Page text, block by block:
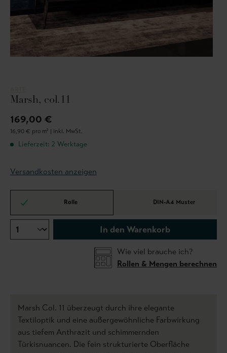
Marsh, col.11
169,00 €
16,90 € pro m² | inkl. MwSt.
Lieferzeit: 2 Werktage
Versandkosten anzeigen
Rolle DIN-A4 Muster
In den Warenkorb
Wie viel brauche ich?
Rollen & Mengen berechnen
Marsh Col. 11 überzeugt durch ihre elegante
Textiloptik und eine außergewöhnliche Farbwirkung
aus tiefem Anthrazit und schimmernden
Türkisnuancen. Die fein strukturierte Oberfläche